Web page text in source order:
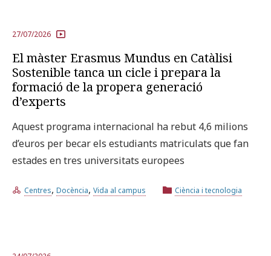
27/07/2026
El màster Erasmus Mundus en Catàlisi
Sostenible tanca un cicle i prepara la
formació de la propera generació
d’experts
Aquest programa internacional ha rebut 4,6 milions
d’euros per becar els estudiants matriculats que fan
estades en tres universitats europees
Centres, Docència, Vida al campus Ciència i tecnologia